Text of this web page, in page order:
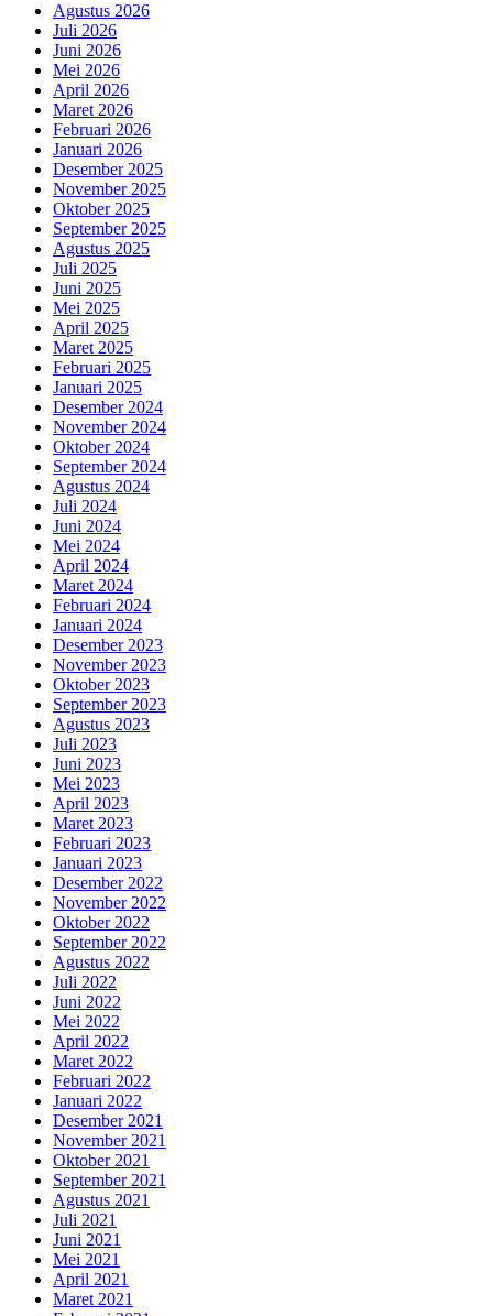
Agustus 2026
Juli 2026
Juni 2026
Mei 2026
April 2026
Maret 2026
Februari 2026
Januari 2026
Desember 2025
November 2025
Oktober 2025
September 2025
Agustus 2025
Juli 2025
Juni 2025
Mei 2025
April 2025
Maret 2025
Februari 2025
Januari 2025
Desember 2024
November 2024
Oktober 2024
September 2024
Agustus 2024
Juli 2024
Juni 2024
Mei 2024
April 2024
Maret 2024
Februari 2024
Januari 2024
Desember 2023
November 2023
Oktober 2023
September 2023
Agustus 2023
Juli 2023
Juni 2023
Mei 2023
April 2023
Maret 2023
Februari 2023
Januari 2023
Desember 2022
November 2022
Oktober 2022
September 2022
Agustus 2022
Juli 2022
Juni 2022
Mei 2022
April 2022
Maret 2022
Februari 2022
Januari 2022
Desember 2021
November 2021
Oktober 2021
September 2021
Agustus 2021
Juli 2021
Juni 2021
Mei 2021
April 2021
Maret 2021